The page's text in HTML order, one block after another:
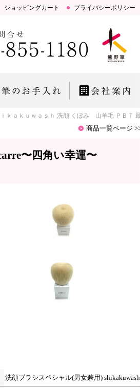
ショッピングカート プライバシーポリシー
ｗａｓｈ 洗顔 くぼみ 山羊毛 ＰＢＴ 最高級
商品一覧ページ
〜四角い幸運〜
洗顔ブラシスペシャル(男女兼用) shikakuwash